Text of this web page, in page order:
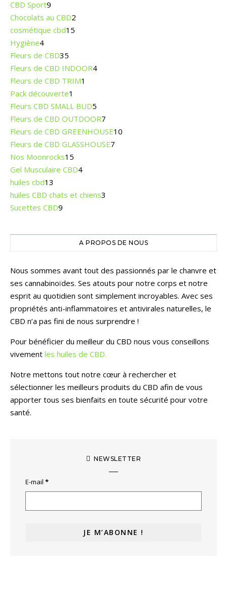
CBD Sport9
Chocolats au CBD2
cosmétique cbd15
Hygiène4
Fleurs de CBD35
Fleurs de CBD INDOOR4
Fleurs de CBD TRIM1
Pack découverte1
Fleurs CBD SMALL BUD5
Fleurs de CBD OUTDOOR7
Fleurs de CBD GREENHOUSE10
Fleurs de CBD GLASSHOUSE7
Nos Moonrocks15
Gel Musculaire CBD4
huiles cbd13
huiles CBD chats et chiens3
Sucettes CBD9
A PROPOS DE NOUS
Nous sommes avant tout des passionnés par le chanvre et
ses cannabinoïdes. Ses atouts pour notre corps et notre
esprit au quotidien sont simplement incroyables. Avec ses
propriétés anti-inflammatoires et antivirales naturelles, le
CBD n’a pas fini de nous surprendre !
Pour bénéficier du meilleur du CBD nous vous conseillons
vivement les huiles de CBD.
Notre mettons tout notre cœur à rechercher et
sélectionner les meilleurs produits du CBD afin de vous
apporter tous ses bienfaits en toute sécurité pour votre
santé.
NEWSLETTER
E-mail *